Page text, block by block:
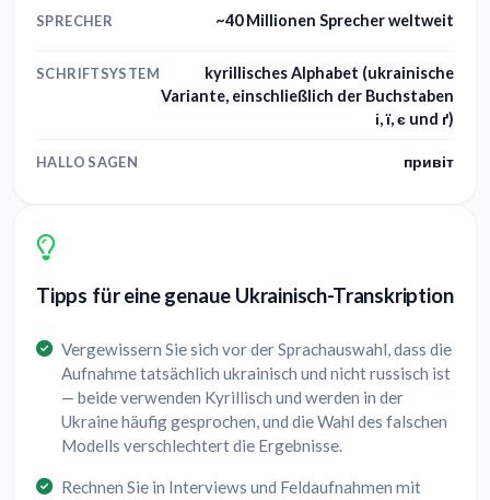
SPRECHER ~40 Millionen Sprecher weltweit
SCHRIFTSYSTEM
kyrillisches Alphabet (ukrainische
Variante, einschließlich der Buchstaben
і, ї, є und ґ)
HALLO SAGEN привіт
Tipps für eine genaue Ukrainisch-Transkription
Vergewissern Sie sich vor der Sprachauswahl, dass die
Aufnahme tatsächlich ukrainisch und nicht russisch ist
— beide verwenden Kyrillisch und werden in der
Ukraine häufig gesprochen, und die Wahl des falschen
Modells verschlechtert die Ergebnisse.
Rechnen Sie in Interviews und Feldaufnahmen mit